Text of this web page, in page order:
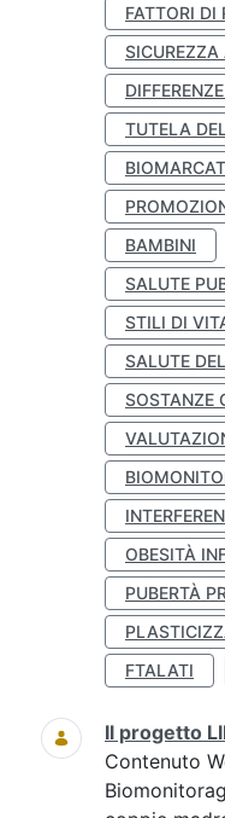
FATTORI DI
SICUREZZA
TUTELA
BAMBINI
SALUTE
STILI DI
SALUTE
SOSTANZE
OBESITÀ
PUBERTÀ
FTALATI
Il progetto
Contenuto